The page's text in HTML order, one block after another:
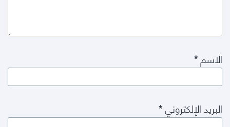
الاسم*
البريد الإلكتروني*